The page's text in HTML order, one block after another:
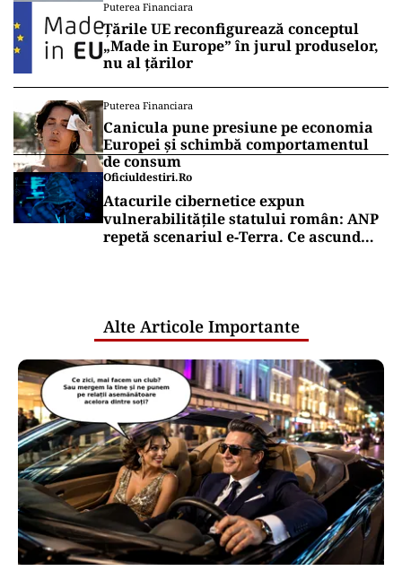
Puterea Financiara
Țările UE reconfigurează conceptul
„Made in Europe” în jurul produselor,
nu al țărilor
Puterea Financiara
Canicula pune presiune pe economia
Europei și schimbă comportamentul
de consum
Oficiuldestiri.ro
Atacurile cibernetice expun
vulnerabilitățile statului român: ANP
repetă scenariul e‑Terra. Ce ascund
Alte Articole Importante